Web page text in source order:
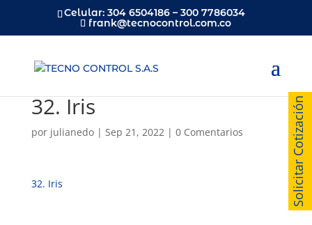
Celular: 304 6504186 – 300 7786034
frank@tecnocontrol.com.co
32. Iris
por julianedo| Sep 21, 2022| 0 Comentarios
32. Iris Solicitar Cotización